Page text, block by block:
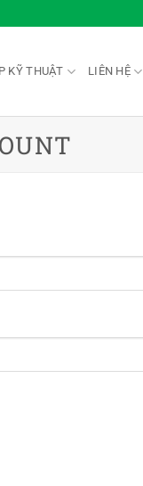
KỸ THUẬT LIÊN HỆ